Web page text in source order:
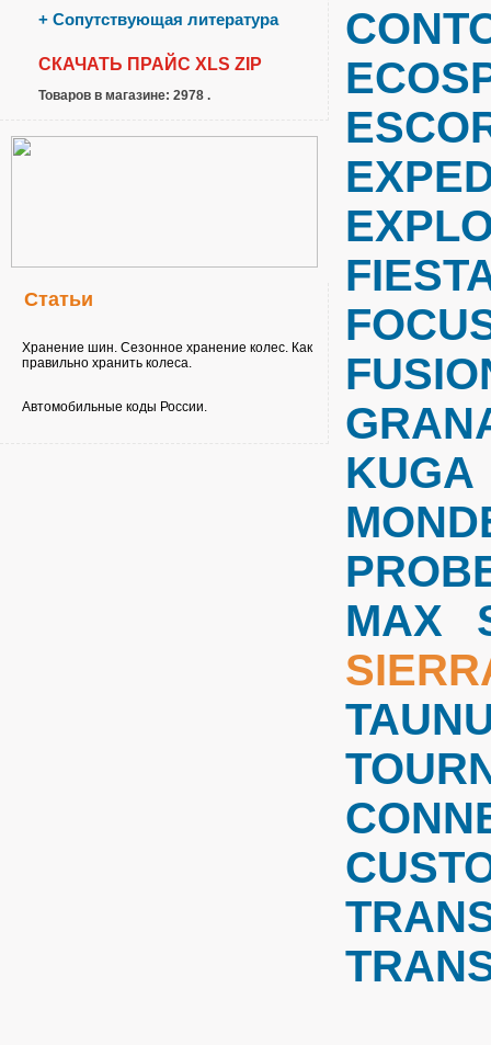
+ Сопутствующая литература
СКАЧАТЬ ПРАЙС XLS ZIP
Товаров в магазине: 2978 .
Статьи
Хранение шин. Сезонное хранение колес. Как
правильно хранить колеса.
Автомобильные коды России.
KUGA
MAX